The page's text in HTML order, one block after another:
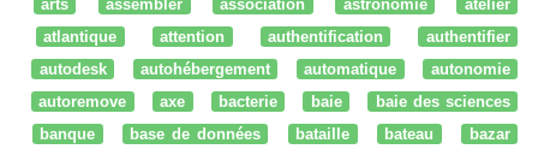
arts
assembler association astronomie
atelier
atlantique
attention authentification
authentifier
autodesk
autohébergement automatique
autonomie
autoremove
axe bacterie baie
baie des sciences
banque
base de données bataille bateau
bazar